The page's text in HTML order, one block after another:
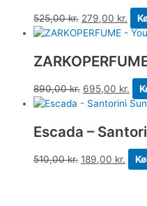
525,00kr. 279,00 kr.
890,00kr. 695,00 kr.
Escada –
510,00kr. 189,00 kr.